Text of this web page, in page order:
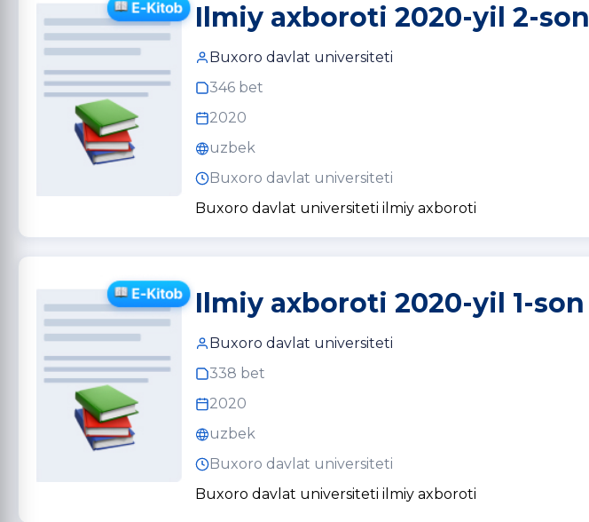
Ilmiy axboroti 2020-yil 2-son
Buxoro davlat universiteti
346 bet
2020
uzbek
Buxoro davlat universiteti
Buxoro davlat universiteti ilmiy axboroti
Ilmiy axboroti 2020-yil 1-son
Buxoro davlat universiteti
338 bet
2020
uzbek
Buxoro davlat universiteti
Buxoro davlat universiteti ilmiy axboroti